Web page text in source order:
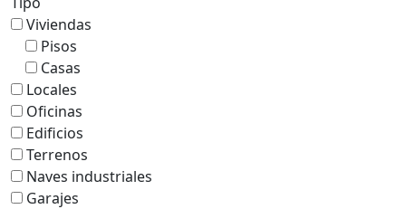
Viviendas
Pisos
Casas
Locales
Oficinas
Edificios
Terrenos
Naves industriales
Garajes